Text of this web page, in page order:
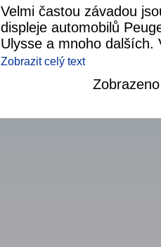
Velmi častou závadou
displeje automobilů
Ulysse a mnoho dalších.
Zobrazit celý text